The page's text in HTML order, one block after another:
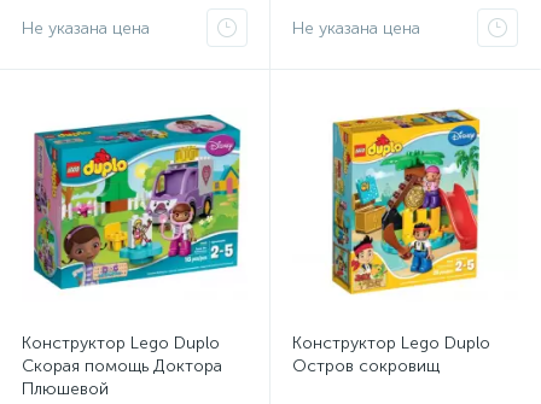
Не указана цена Не указана цена
Конструктор Lego Duplo
Скорая помощь Доктора
Плюшевой
Конструктор Lego Duplo
Остров сокровищ